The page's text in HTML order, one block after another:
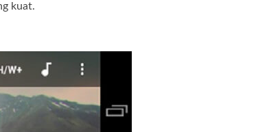
kuat.